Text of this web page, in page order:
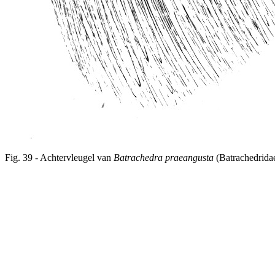
Fig. 39 - Achtervleugel van Batrachedra praeangusta